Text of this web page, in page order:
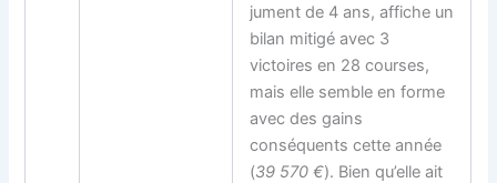
jument de 4 ans, affiche un
bilan mitigé avec 3
victoires en 28 courses,
mais elle semble en forme
avec des gains
conséquents cette année
(39 570 €). Bien qu’elle ait